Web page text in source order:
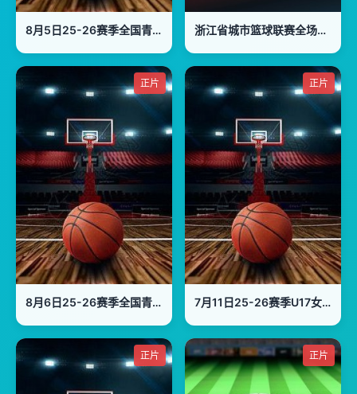
8月5日25-26赛季全国青年篮球联赛 新疆广汇60VS88上海久事 浙江省城市篮球联赛全场回放：长兴VS安吉
正片
8月6日25-26赛季全国青年篮球联赛 吉林东北虎63VS81青岛国信海天
正片
7月11日25-26赛季U17女蓝世界杯小组赛 意大利VS加拿大
正片 正片